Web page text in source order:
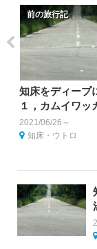
前の旅行記
知床をディープ
１，カムイワッ
2021/06/26～
知床・ウトロ